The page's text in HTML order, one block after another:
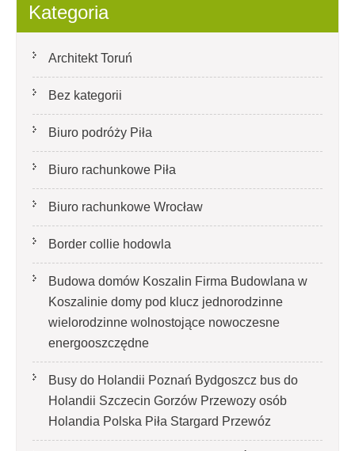
Kategoria
Architekt Toruń
Bez kategorii
Biuro podróży Piła
Biuro rachunkowe Piła
Biuro rachunkowe Wrocław
Border collie hodowla
Budowa domów Koszalin Firma Budowlana w
Koszalinie domy pod klucz jednorodzinne
wielorodzinne wolnostojące nowoczesne
energooszczędne
Busy do Holandii Poznań Bydgoszcz bus do
Holandii Szczecin Gorzów Przewozy osób
Holandia Polska Piła Stargard Przewóz